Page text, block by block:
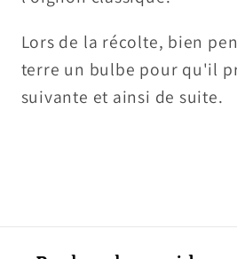
Lors de la récolte, bien
terre un bulbe pour qu'il
suivante et ainsi de suite.